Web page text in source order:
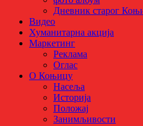
Дневник старог
Видео
Хуманитарна акција
Маркетинг
Реклама
Оглас
О Коњицу
Насеља
Историја
Положај
Занимљивости